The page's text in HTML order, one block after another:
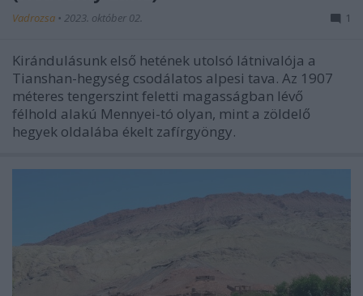
Vadrozsa • 2023. október 02. 1
Kirándulásunk első hetének utolsó látnivalója a
Tianshan-hegység csodálatos alpesi tava. Az 1907
méteres tengerszint feletti magasságban lévő
félhold alakú Mennyei-tó olyan, mint a zöldelő
hegyek oldalába ékelt zafírgyöngy.